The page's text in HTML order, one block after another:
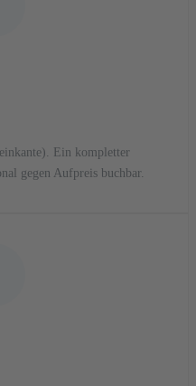
Ein kompletter
gegen Aufpreis buchbar.